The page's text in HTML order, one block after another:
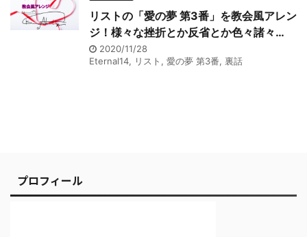
リストの「愛の夢 第3番」を教会風アレン
ジ！様々な挫折とか反省とか色々諸々…
2020/11/28
Eternal14, リスト , 愛の夢 第3番, 裏話
プロフィール